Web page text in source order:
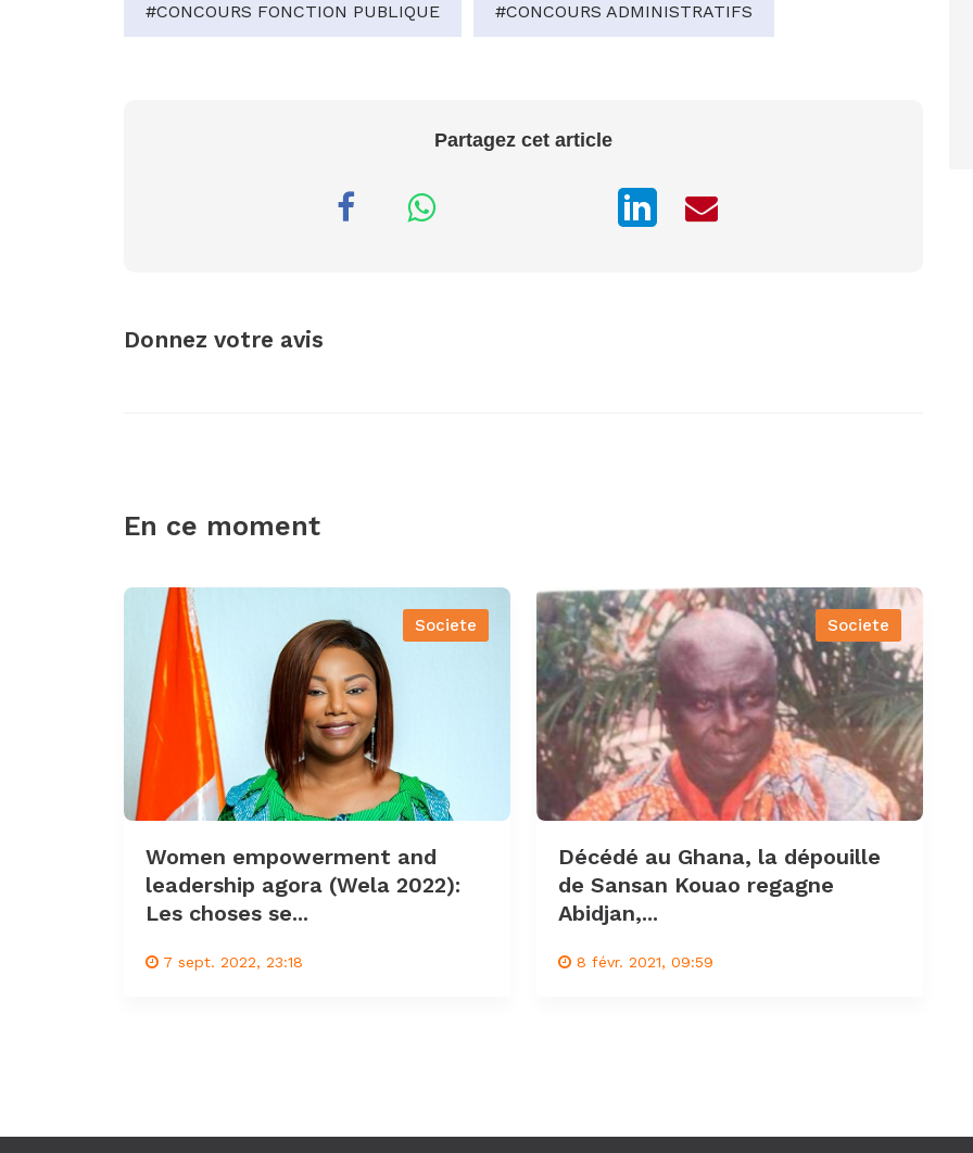
#CONCOURS FONCTION PUBLIQUE #CONCOURS ADMINISTRATIFS
Partagez cet article
Donnez votre avis
En ce moment
Societe
Women empowerment and
leadership agora (Wela 2022):
Les choses se...
7 sept. 2022, 23:18
Societe
Décédé au Ghana, la dépouille
de Sansan Kouao regagne
Abidjan,...
8 févr. 2021, 09:59